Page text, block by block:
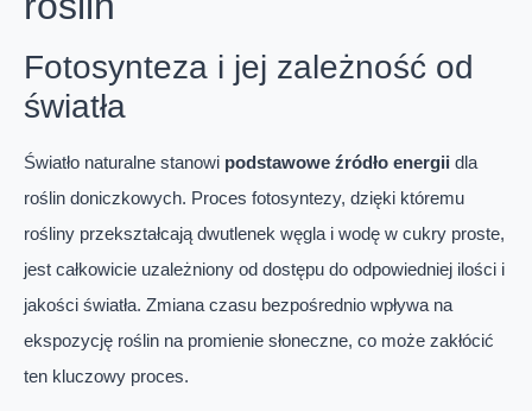
Fotosynteza i jej zależność od
światła
Światło naturalne stanowi podstawowe źródło energii dla
roślin doniczkowych. Proces fotosyntezy, dzięki któremu
rośliny przekształcają dwutlenek węgla i wodę w cukry proste,
jest całkowicie uzależniony od dostępu do odpowiedniej ilości i
jakości światła. Zmiana czasu bezpośrednio wpływa na
ekspozycję roślin na promienie słoneczne, co może zakłócić
ten kluczowy proces.